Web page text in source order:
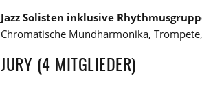
Jazz Solisten inklusive
Chromatische Mundharmonika,
JURY (4 MITGLIEDER)